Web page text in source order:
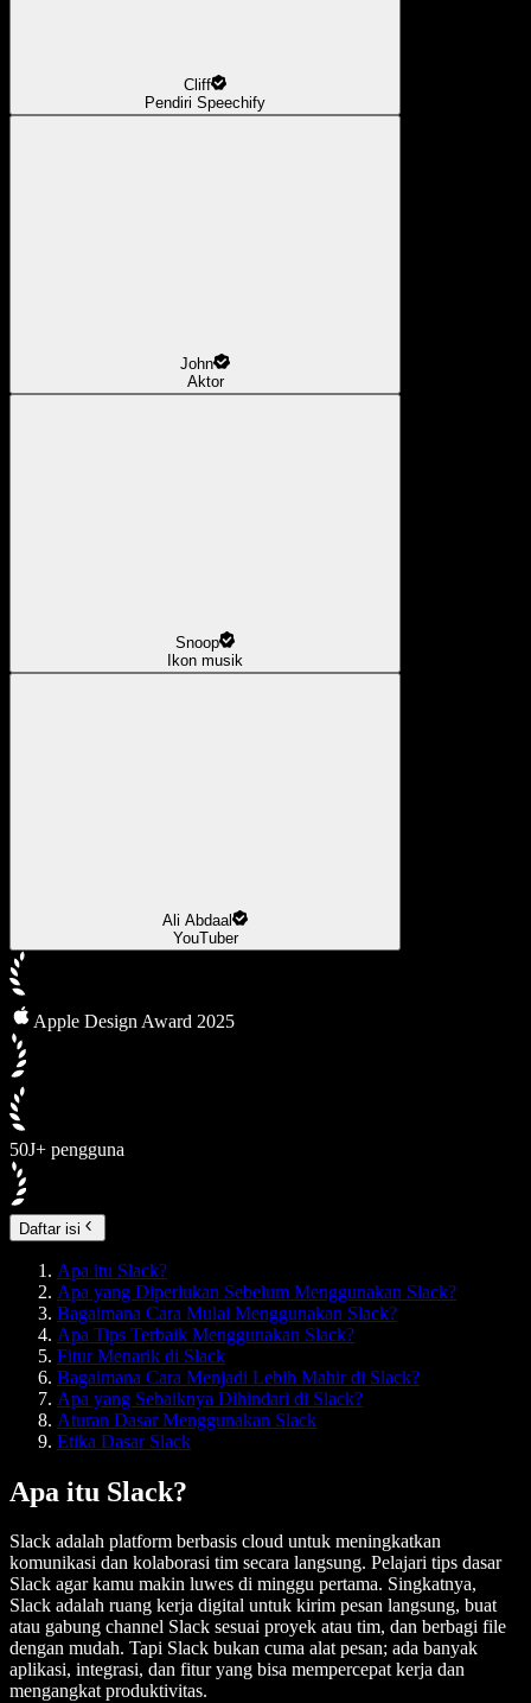
Cliff
Pendiri Speechify
John
Aktor
Snoop
Ikon musik
Ali Abdaal
YouTuber
Apple Design Award 2025
50J+ pengguna
Daftar isi
Apa itu Slack?
Apa yang Diperlukan Sebelum Menggunakan Slack?
Bagaimana Cara Mulai Menggunakan Slack?
Apa Tips Terbaik Menggunakan Slack?
Fitur Menarik di Slack
Bagaimana Cara Menjadi Lebih Mahir di Slack?
Apa yang Sebaiknya Dihindari di Slack?
Aturan Dasar Menggunakan Slack
Etika Dasar Slack
Apa itu Slack?
Slack adalah platform berbasis cloud untuk meningkatkan
komunikasi dan kolaborasi tim secara langsung. Pelajari tips dasar
Slack agar kamu makin luwes di minggu pertama. Singkatnya,
Slack adalah ruang kerja digital untuk kirim pesan langsung, buat
atau gabung channel Slack sesuai proyek atau tim, dan berbagi file
dengan mudah. Tapi Slack bukan cuma alat pesan; ada banyak
aplikasi, integrasi, dan fitur yang bisa mempercepat kerja dan
mengangkat produktivitas.